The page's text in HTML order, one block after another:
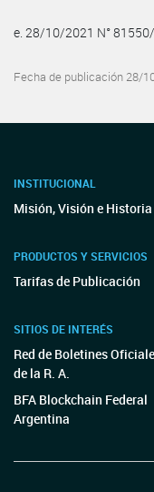
e. 28/10/2021 N°
Fecha de publicación 28/
INSTITUCIONAL
Misión, Visión e Historia
PRODUCTOS Y SERVICIOS
Tarifas de Publicación
SITIOS DE INTERÉS
Red de Boletines
de la R. A.
BFA Blockchain Federal
Argentina